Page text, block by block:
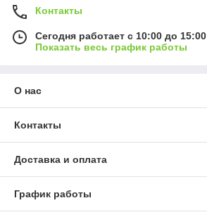
Контакты
Сегодня работает с 10:00 до 15:00
Показать весь график работы
О нас
Контакты
Доставка и оплата
График работы